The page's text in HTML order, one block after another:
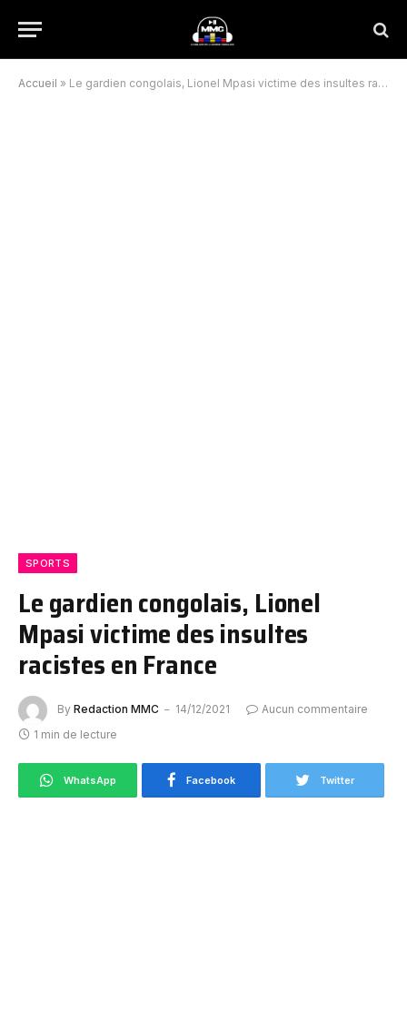
Accueil » Le gardien congolais, Lionel Mpasi victime des insultes racistes en France
SPORTS
Le gardien congolais, Lionel
Mpasi victime des insultes
racistes en France
By Redaction MMC 14/12/2021
Aucun commentaire
1 min de lecture
WhatsApp Facebook Twitter